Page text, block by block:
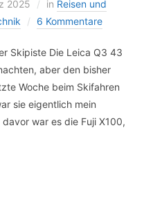
2025 in Reisen und
6 Kommentare
Skipiste Die Leica Q3 43
aber den bisher
Woche beim Skifahren
sie eigentlich mein
war es die Fuji X100,